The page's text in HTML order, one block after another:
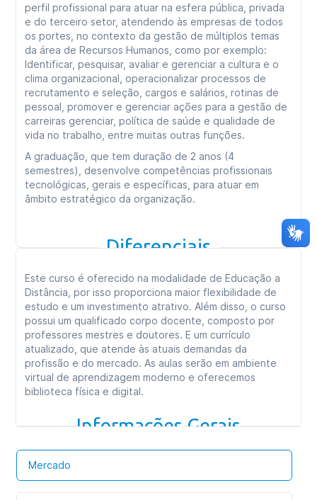
perfil profissional para atuar na esfera pública, privada
e do terceiro setor, atendendo às empresas de todos
os portes, no contexto da gestão de múltiplos temas
da área de Recursos Humanos, como por exemplo:
Identificar, pesquisar, avaliar e gerenciar a cultura e o
clima organizacional, operacionalizar processos de
recrutamento e seleção, cargos e salários, rotinas de
pessoal, promover e gerenciar ações para a gestão de
carreiras gerenciar, política de saúde e qualidade de
vida no trabalho, entre muitas outras funções.
A graduação, que tem duração de 2 anos (4
semestres), desenvolve competências profissionais
tecnológicas, gerais e específicas, para atuar em
âmbito estratégico da organização.
Diferenciais
Este curso é oferecido na modalidade de Educação a
Distância, por isso proporciona maior flexibilidade de
estudo e um investimento atrativo. Além disso, o curso
possui um qualificado corpo docente, composto por
professores mestres e doutores. E um currículo
atualizado, que atende às atuais demandas da
profissão e do mercado. As aulas serão em ambiente
virtual de aprendizagem moderno e oferecemos
biblioteca física e digital.
Informações Gerais
Mercado